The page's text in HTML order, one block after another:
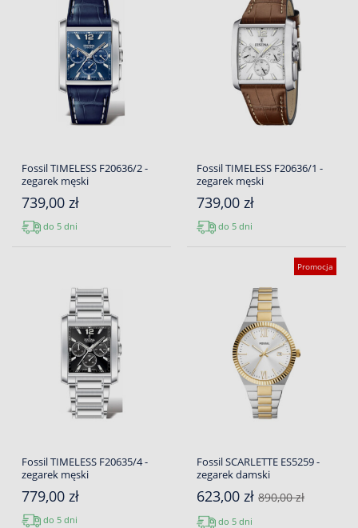
Fossil TIMELESS F20636/2 -
zegarek męski
739,00 zł
do 5 dni
Fossil TIMELESS F20636/1 -
zegarek męski
739,00 zł
do 5 dni
Fossil TIMELESS F20635/4 -
zegarek męski
779,00 zł
do 5 dni
Promocja
Fossil SCARLETTE ES5259 -
zegarek damski
623,00 zł 890,00 zł
do 5 dni